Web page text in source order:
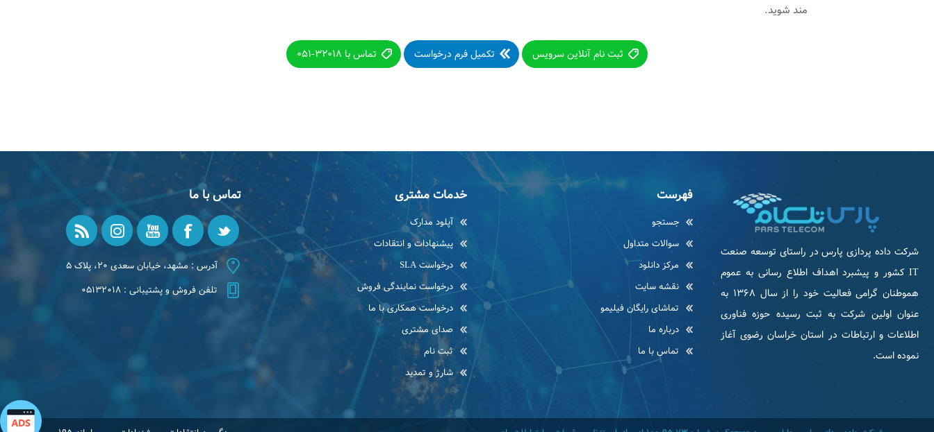
مند شوید.
ثبت نام آنلاین سرویس تکمیل فرم درخواست تماس با ۳۲۰۱۸-۰۵۱
شرکت داده پردازی پارس در راستای توسعه صنعت
IT كشور و پیشبرد اهداف اطلاع رسانی به عموم
هموطنان گرامی فعاليت خود را از سال ۱۳۶۸ به
عنوان اولین شرکت به ثبت رسیده حوزه فناوری
اطلاعات و ارتباطات در استان خراسان رضوی آغاز
نموده است.
فهرست
جستجو
سوالات متداول
مرکز دانلود
نقشه سایت
تماشای رایگان فیلیمو
درباره ما
تماس با ما
خدمات مشتری
آپلود مدارک
پیشنهادات و انتقادات
درخواست SLA
درخواست نمایندگی فروش
درخواست همکاری با ما
صدای مشتری
ثبت نام
شارژ و تمدید
تماس با ما
آدرس : مشهد، خیابان سعدی ۲۰، پلاک ۵
تلفن فروش و پشتیبانی : ۰۵۱۳۲۰۱۸